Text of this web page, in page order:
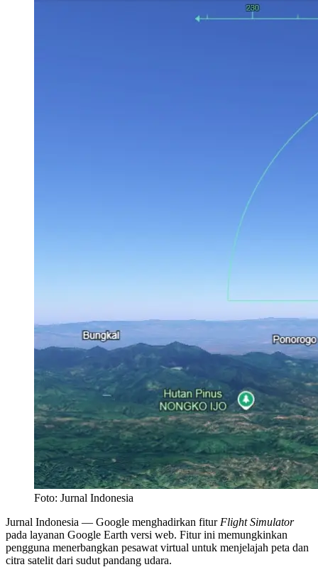
Foto: Jurnal Indonesia
Jurnal Indonesia — Google menghadirkan fitur Flight Simulator
pada layanan Google Earth versi web. Fitur ini memungkinkan
pengguna menerbangkan pesawat virtual untuk menjelajah peta dan
citra satelit dari sudut pandang udara.